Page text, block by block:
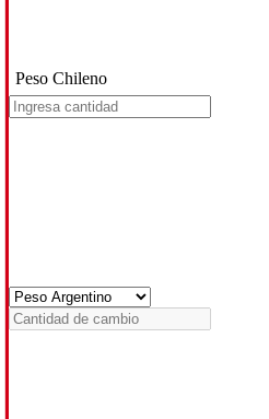
Peso Chileno